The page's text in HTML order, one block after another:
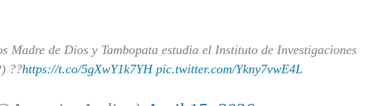
Madre de Dios y Tambopata estudia el Instituto de Investigaciones
??https://t.co/5gXwY1k7YH pic.twitter.com/Ykny7vwE4L